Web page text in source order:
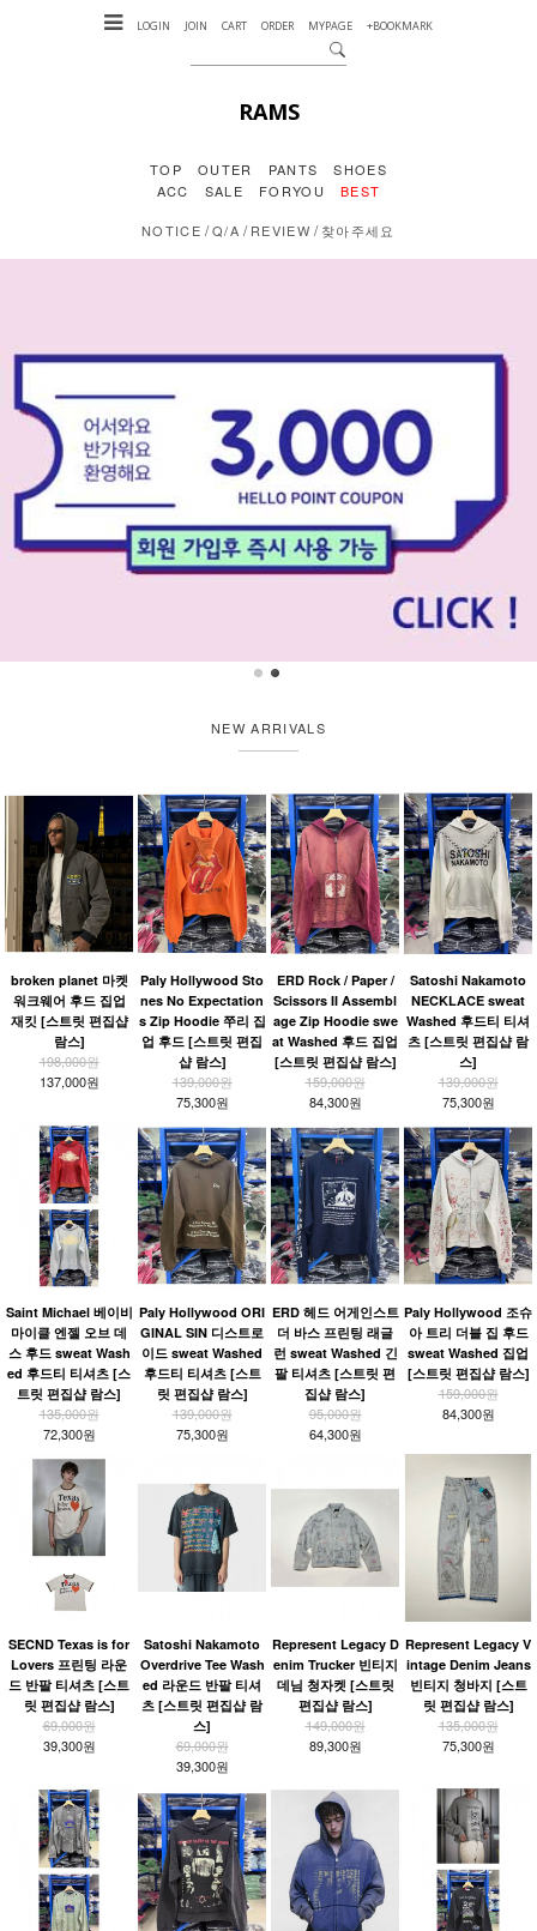
LOGIN JOIN CART ORDER MYPAGE +BOOKMARK
RAMS
TOP OUTER PANTS
SHOES
ACC
SALE FORYOU BEST
NOTICE /Q/A /REVIEW /찾아주세요
NEW ARRIVALS
broken planet 마켓
워크웨어 후드 집업
재킷 [스트릿 편집샵
람스]
198,000원
137,000원
Paly Hollywood Sto
nes No Expectation
s Zip Hoodie 쭈리 집
업 후드 [스트릿 편집
샵 람스]
139,000원
75,300원
ERD Rock / Paper /
Scissors II Assembl
age Zip Hoodie swe
at Washed 후드 집업
[스트릿 편집샵 람스]
159,000원
84,300원
Satoshi Nakamoto
NECKLACE sweat
Washed 후드티 티셔
츠 [스트릿 편집샵 람
스]
139,000원
75,300원
Saint Michael 베이비
마이클 엔젤 오브 데
스 후드 sweat Wash
ed 후드티 티셔츠 [스
트릿 편집샵 람스]
135,000원
72,300원
Paly Hollywood ORI
GINAL SIN 디스트로
이드 sweat Washed
후드티 티셔츠 [스트
릿 편집샵 람스]
139,000원
75,300원
ERD 헤드 어게인스트
더 바스 프린팅 래글
런 sweat Washed 긴
팔 티셔츠 [스트릿 편
집샵 람스]
95,000원
64,300원
Paly Hollywood 조슈
아 트리 더블 집 후드
sweat Washed 집업
[스트릿 편집샵 람스]
159,000원
84,300원
SECND Texas is for
Lovers 프린팅 라운
드 반팔 티셔츠 [스트
릿 편집샵 람스]
69,000원
39,300원
Satoshi Nakamoto
Overdrive Tee Wash
ed 라운드 반팔 티셔
츠 [스트릿 편집샵 람
스]
69,000원
39,300원
Represent Legacy D
enim Trucker 빈티지
데님 청자켓 [스트릿
편집샵 람스]
149,000원
89,300원
Represent Legacy V
intage Denim Jeans
빈티지 청바지 [스트
릿 편집샵 람스]
135,000원
75,300원